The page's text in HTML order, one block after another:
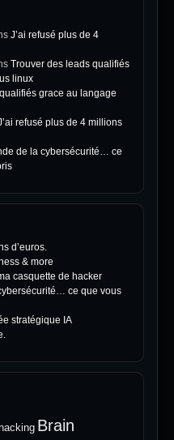
J’ai refusé plus de 4
Trouver des leads qualifiés
linux
grace au langage
refusé plus de 4 millions
de la cybersécurité… ce
d’euros.
& more
casquette de hacker
ce que vous
stratégique IA
Brain